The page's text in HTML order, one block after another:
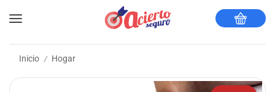
Inicio / Hogar